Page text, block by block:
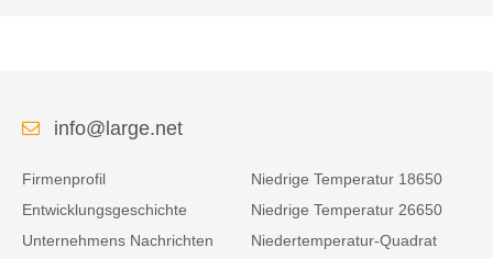
info@large.net
Firmenprofil
Entwicklungsgeschichte
Unternehmens Nachrichten
Niedrige Temperatur 18650
Niedrige Temperatur 26650
Niedertemperatur-Quadrat